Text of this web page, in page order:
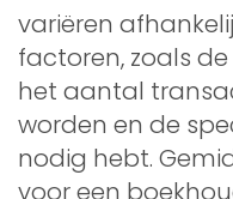
variëren
factoren, zoals
het aantal
worden en de
nodig hebt.
voor een